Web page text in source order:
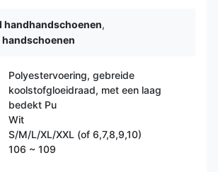
handhandschoenen,
Polyestervoering, gebreide
koolstofgloeidraad, met een laag
bedekt Pu
Wit
S/M/L/XL/XXL (of 6,7,8,9,10)
106 ~ 109